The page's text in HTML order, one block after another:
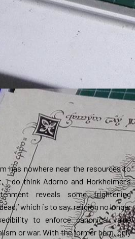
has nowhere near the resources to
I do think Adorno and Horkheimer’s
reveals some frightening
which is to say, religion no longer
to enforce canonical value
or war. With the former horn, only